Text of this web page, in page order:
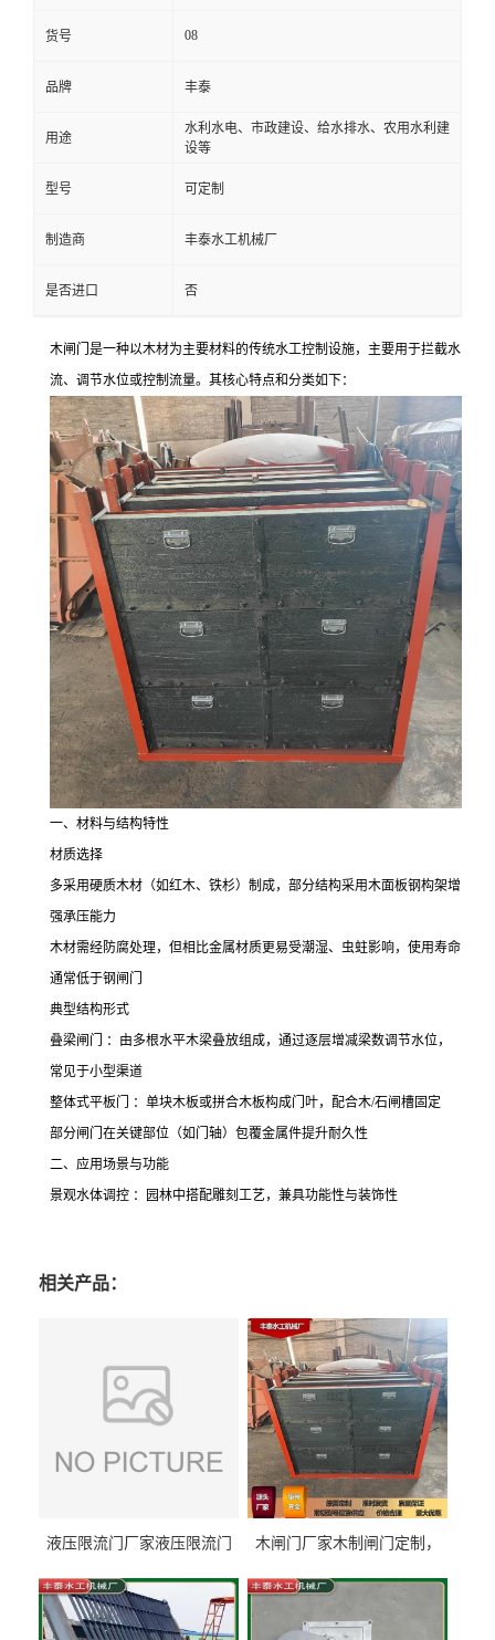
货号 08
品牌 丰泰
用途
水利水电、市政建设、给水排水、农用水利建
设等
型号 可定制
制造商 丰泰水工机械厂
是否进口 否
木闸门是一种以木材为主要材料的传统水工控制设施，主要用于拦截水
流、调节水位或控制流量。其核心特点和分类如下：
一、材料与结构特性
材质选择
多采用硬质木材（如红木、铁杉）制成，部分结构采用木面板钢构架增
强承压能力
木材需经防腐处理，但相比金属材质更易受潮湿、虫蛀影响，使用寿命
通常低于钢闸门
典型结构形式
叠梁闸门 ：由多根水平木梁叠放组成，通过逐层增减梁数调节水位，
常见于小型渠道
整体式平板门 ：单块木板或拼合木板构成门叶，配合木/石闸槽固定
部分闸门在关键部位（如门轴）包覆金属件提升耐久性
二、应用场景与功能
景观水体调控 ：园林中搭配雕刻工艺，兼具功能性与装饰性
相关产品：
液压限流门厂家液压限流门
泰制造
木闸门厂家木制闸门定制，
型号齐全